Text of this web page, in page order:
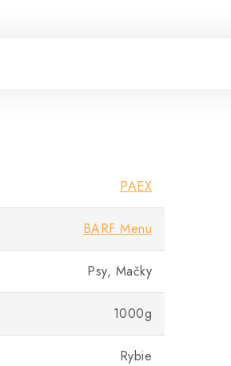
PAEX
BARF Menu
Psy, Mačky
1000g
Rybie